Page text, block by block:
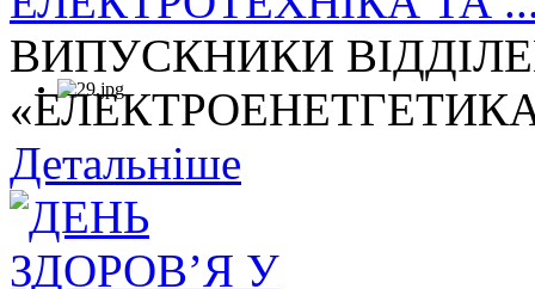
ВИПУСКНИКИ
Детальніше